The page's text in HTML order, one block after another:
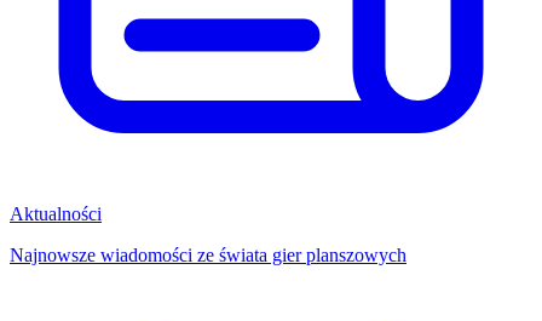
Aktualności
Najnowsze wiadomości ze świata gier planszowych